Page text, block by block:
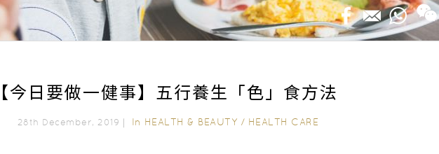
【今日要做一健事】五行養生「色」食方法
28th December, 2019｜ In HEALTH & BEAUTY / HEALTH CARE